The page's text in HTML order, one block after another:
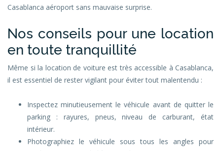
Casablanca aéroport sans mauvaise surprise.
Nos conseils pour une location
en toute tranquillité
Même si la location de voiture est très accessible à Casablanca,
il est essentiel de rester vigilant pour éviter tout malentendu :
Inspectez minutieusement le véhicule avant de quitter le
parking : rayures, pneus, niveau de carburant, état
intérieur.
Photographiez le véhicule sous tous les angles pour